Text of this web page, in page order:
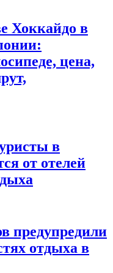
Хоккайдо в
цена,
в
от отелей
предупредили
отдыха в